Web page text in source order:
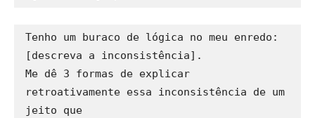
Tenho um buraco de lógica no meu enredo:
[descreva a inconsistência].
Me dê 3 formas de explicar
retroativamente essa inconsistência de um
jeito que